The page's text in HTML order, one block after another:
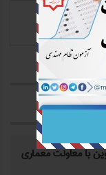
با معاونت معماری